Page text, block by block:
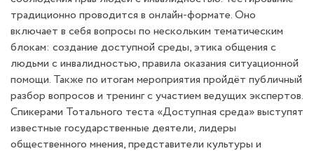
традиционно проводится в онлайн-формате. Оно
включает в себя вопросы по нескольким тематическим
блокам: создание доступной среды, этика общения с
людьми с инвалидностью, правила оказания ситуационной
помощи. Также по итогам мероприятия пройдёт публичный
разбор вопросов и тренинг с участием ведущих экспертов.
Спикерами Тотального теста «Доступная среда» выступят
известные государственные деятели, лидеры
общественного мнения, представители культуры и